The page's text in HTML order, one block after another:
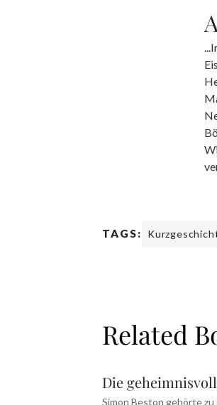
TAGS:
Related
Die
Simon Beston gehörte zu